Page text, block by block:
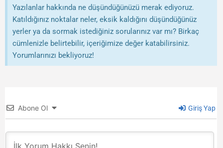
Yazılanlar hakkında ne düşündüğünüzü merak ediyoruz.
Katıldığınız noktalar neler, eksik kaldığını düşündüğünüz
yerler ya da sormak istediğiniz sorularınız var mı? Birkaç
cümlenizle belirtebilir, içeriğimize değer katabilirsiniz.
Yorumlarınızı bekliyoruz!
Abone Ol Giriş Yap